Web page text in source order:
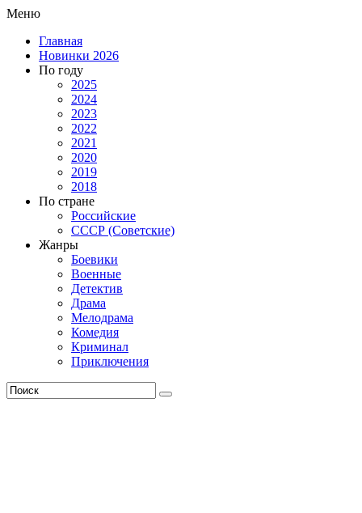
Меню
Главная
Новинки 2026
По году
2025
2024
2023
2022
2021
2020
2019
2018
По стране
Российские
СССР (Советские)
Жанры
Боевики
Военные
Детектив
Драма
Мелодрама
Комедия
Криминал
Приключения